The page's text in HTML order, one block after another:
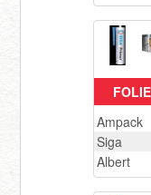
Passwort anfordern
Ampack
Siga
Albert